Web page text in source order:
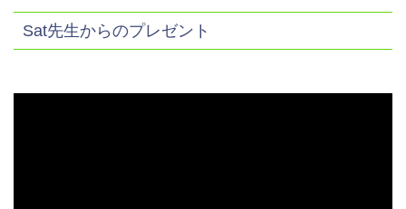
Sat先生からのプレゼント